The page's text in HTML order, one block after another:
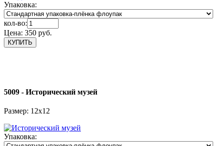
Упаковка:
кол-во:
Цена: 350 руб.
5009 - Исторический музей
Размер: 12х12
Упаковка: